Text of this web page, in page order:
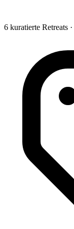
6 kuratierte Retreats ·